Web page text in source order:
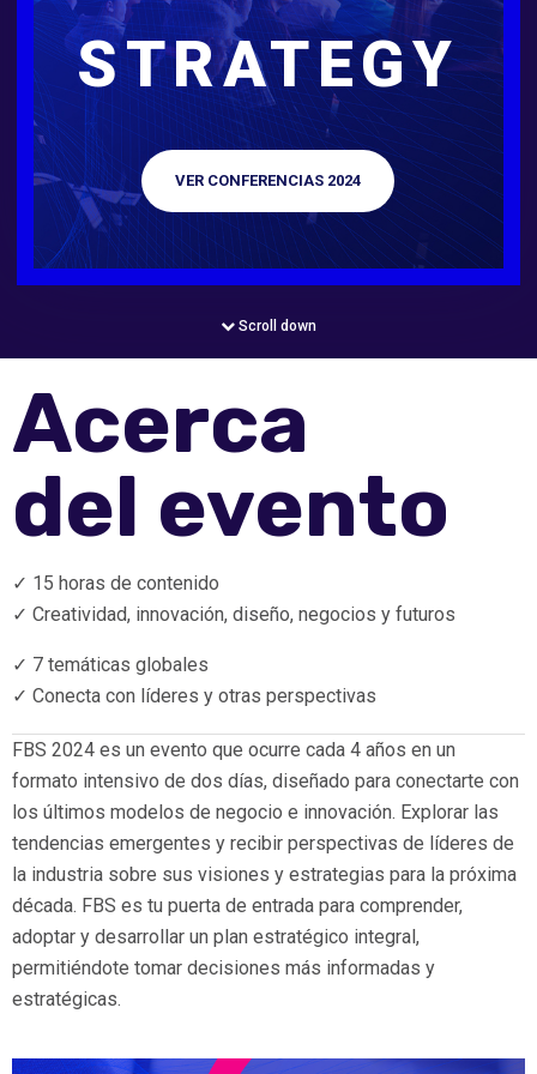
STRATEGY
VER CONFERENCIAS 2024
Scroll down
Acerca
del evento
✓ 15 horas de contenido
✓ Creatividad, innovación, diseño, negocios y futuros
✓ 7 temáticas globales
✓ Conecta con líderes y otras perspectivas
FBS 2024 es un evento que ocurre cada 4 años en un
formato intensivo de dos días, diseñado para conectarte con
los últimos modelos de negocio e innovación. Explorar las
tendencias emergentes y recibir perspectivas de líderes de
la industria sobre sus visiones y estrategias para la próxima
década. FBS es tu puerta de entrada para comprender,
adoptar y desarrollar un plan estratégico integral,
permitiéndote tomar decisiones más informadas y
estratégicas.